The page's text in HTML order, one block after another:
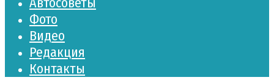
Фото
Видео
Редакция
Контакты